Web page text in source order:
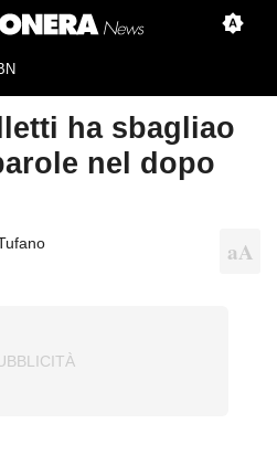
ha sbagliao
nel dopo